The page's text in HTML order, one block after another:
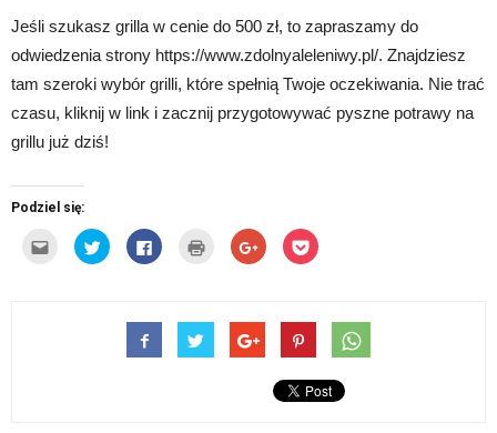
Jeśli szukasz grilla w cenie do 500 zł, to zapraszamy do
odwiedzenia strony https://www.zdolnyaleleniwy.pl/. Znajdziesz
tam szeroki wybór grilli, które spełnią Twoje oczekiwania. Nie trać
czasu, kliknij w link i zacznij przygotowywać pyszne potrawy na
grillu już dziś!
Podziel się:
Kliknij,
wysłać
Udostępnij
na
Twitterze(Otwiera
oknie)
Click
to
w
nowym
oknie)
Kliknij
wydrukować(Otwiera
oknie)
Click
to
share
się
w
nowym
oknie)
Click
to
w
nowym
oknie)